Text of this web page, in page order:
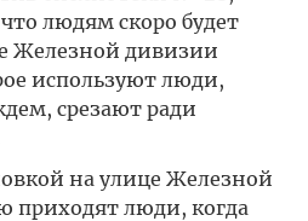
людям скоро будет
Железной дивизии
используют люди,
срезают ради
на улице Железной
приходят люди, когда